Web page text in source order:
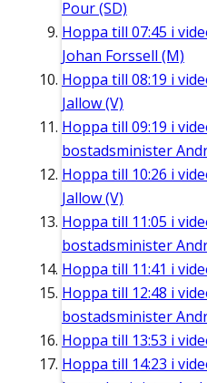
Pour (SD)
Hoppa till 07:45 i
Johan Forssell (M)
Hoppa till 08:19 i
Jallow (V)
Hoppa till 09:19 i
bostadsminister
Hoppa till 10:26 i
Jallow (V)
Hoppa till 11:05 i
bostadsminister
Hoppa till 11:41 i
Hoppa till 12:48 i
bostadsminister
Hoppa till 13:53 i
Hoppa till 14:23 i